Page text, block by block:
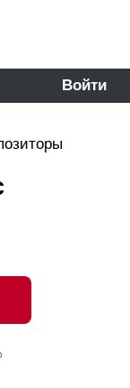
Войти